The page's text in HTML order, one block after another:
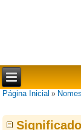
Página Inicial »